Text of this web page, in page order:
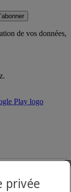
de vos données,
privée